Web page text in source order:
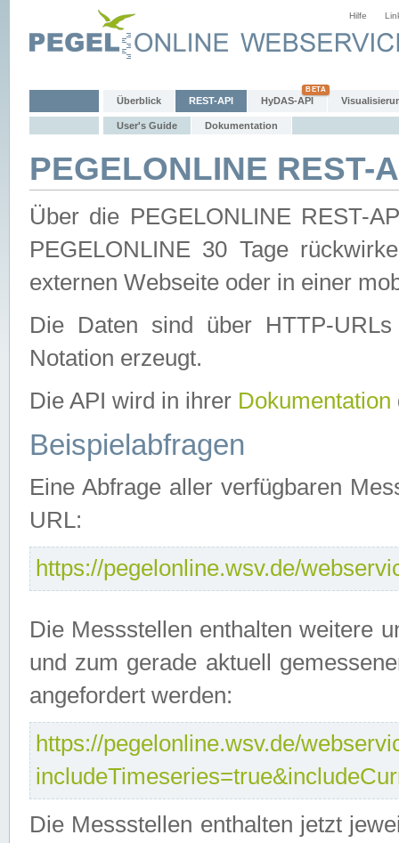
Hilfe
Überblick REST-API HyDAS-API
User's Guide Dokumentation
PEGELONLINE REST-
Über die PEGELONLINE REST-
PEGELONLINE 30 Tage
externen Webseite oder in einer
Die Daten sind über HTTP-
Notation erzeugt.
Die API wird in ihrer Dokumentation
Beispielabfragen
Eine Abfrage aller verfügbaren
URL:
https://pegelonline.wsv.de/
Die Messstellen enthalten weitere
und zum gerade aktuell
angefordert werden:
https://pegelonline.wsv.de/
Die Messstellen enthalten jetzt